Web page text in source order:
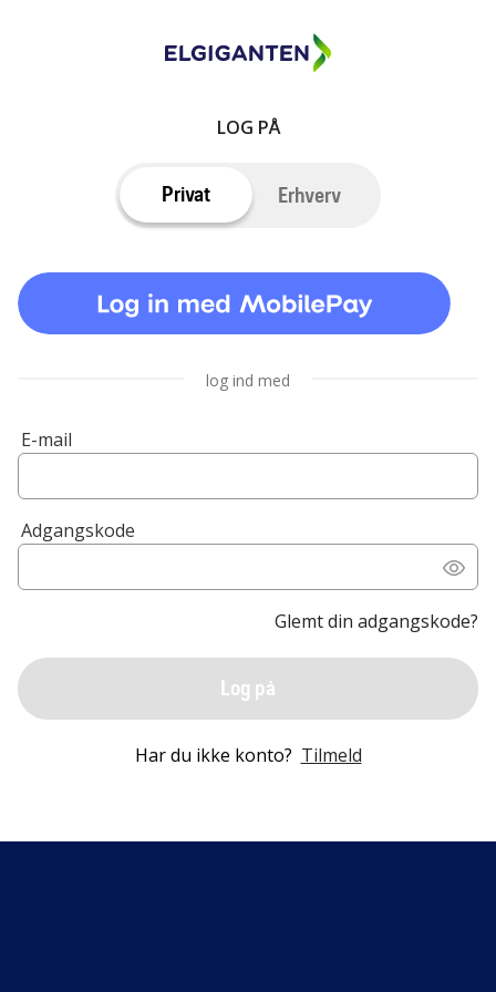
LOG PÅ
Privat Erhverv
log ind med
E-mail
Adgangskode
Glemt din adgangskode?
Log på
Har du ikke konto? Tilmeld